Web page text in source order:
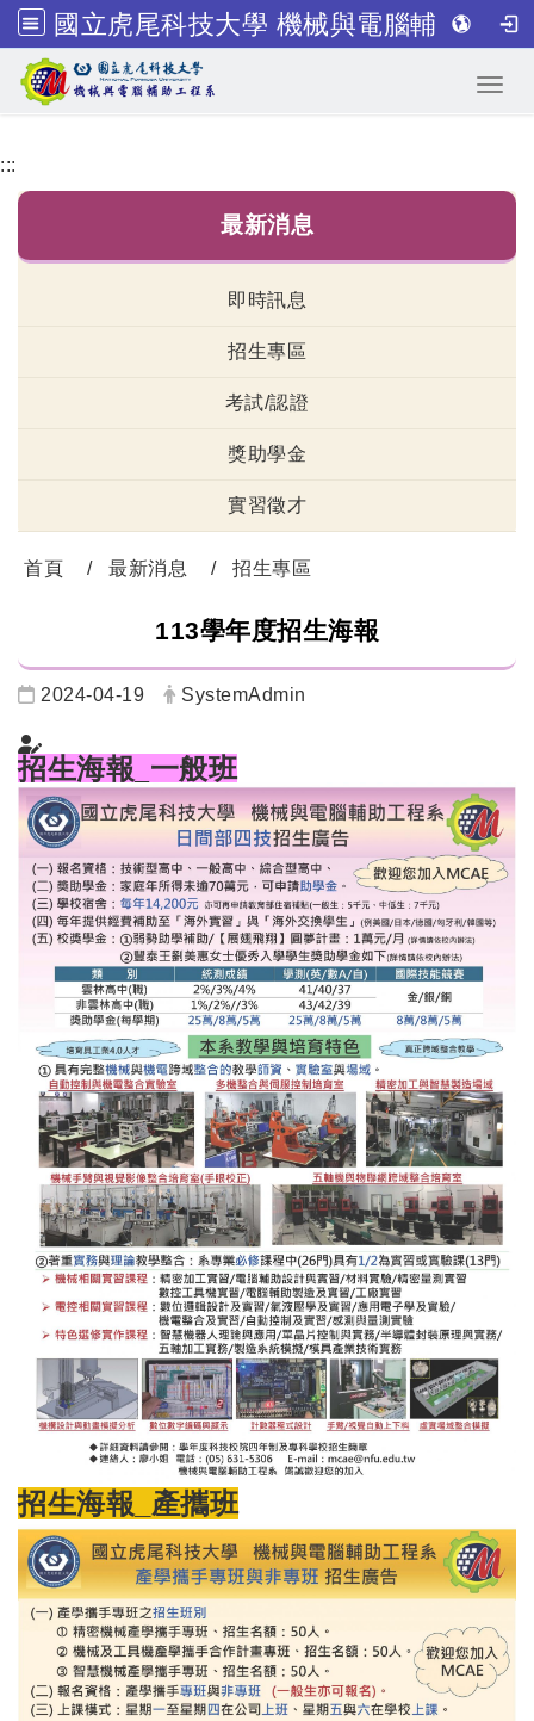
國立虎尾科技大學 機械與電腦輔助工程系
跳到主要內容
:::
最新消息
即時訊息
招生專區
考試/認證
獎助學金
實習徵才
首頁 最新消息 招生專區
113學年度招生海報
2024-04-19 SystemAdmin
招生海報_一般班
招生海報_產攜班